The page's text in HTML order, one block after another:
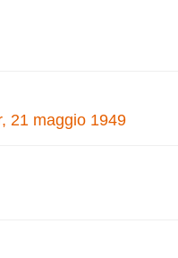
21 maggio 1949